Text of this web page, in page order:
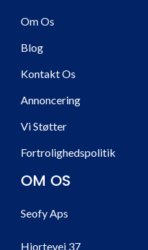
Om Os
Blog
Kontakt Os
Annoncering
Vi Støtter
Fortrolighedspolitik
OM OS
Seofy Aps
Hjortevej 37